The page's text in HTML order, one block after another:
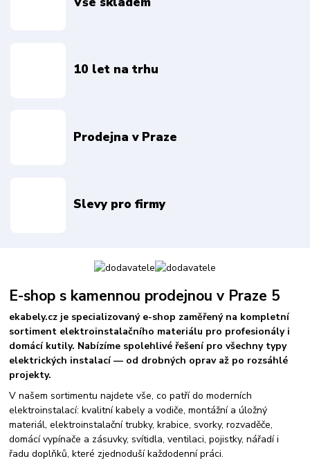
10 let na trhu
Prodejna v Praze
Slevy pro firmy
E-shop s kamennou prodejnou v Praze 5
ekabely.cz je specializovaný e-shop zaměřený na kompletní
sortiment elektroinstalačního materiálu pro profesionály i
domácí kutily. Nabízíme spolehlivé řešení pro všechny typy
elektrických instalací — od drobných oprav až po rozsáhlé
projekty.
V našem sortimentu najdete vše, co patří do moderních
elektroinstalací: kvalitní kabely a vodiče, montážní a úložný
materiál, elektroinstalační trubky, krabice, svorky, rozvaděče,
domácí vypínače a zásuvky, svítidla, ventilaci, pojistky, nářadí i
řadu doplňků, které zjednoduší každodenní práci.